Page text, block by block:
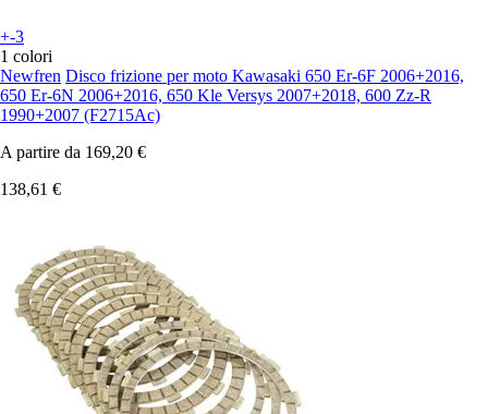
+-3
1 colori
Newfren Disco frizione per moto Kawasaki 650 Er-6F 2006+2016,
650 Er-6N 2006+2016, 650 Kle Versys 2007+2018, 600 Zz-R
1990+2007 (F2715Ac)
A partire da 169,20 €
138,61 €